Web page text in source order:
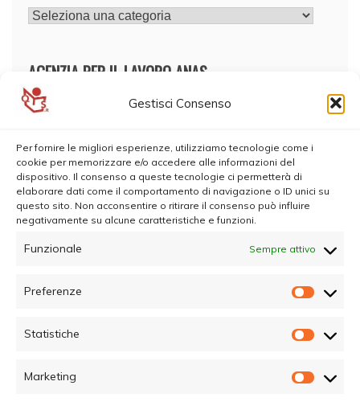
Gestisci Consenso
Per fornire le migliori esperienze, utilizziamo tecnologie come i
cookie per memorizzare e/o accedere alle informazioni del
dispositivo. Il consenso a queste tecnologie ci permetterà di
elaborare dati come il comportamento di navigazione o ID unici su
questo sito. Non acconsentire o ritirare il consenso può influire
negativamente su alcune caratteristiche e funzioni.
Funzionale Sempre attivo
Preferenze
Statistiche
Marketing
CATEGORIE
AGENZIA PER IL LAVORO ANAS